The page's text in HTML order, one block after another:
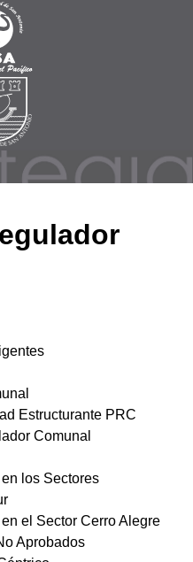
Estructurante PRC
Comunal
los Sectores
el Sector Cerro Alegre
Aprobados